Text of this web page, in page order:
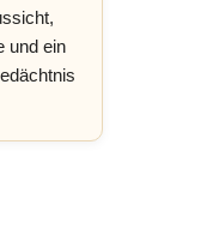
und ein